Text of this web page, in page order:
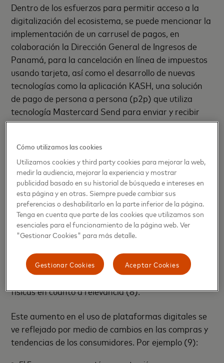
Dentro de los esfuerzos para permitir acceso a la
digitalización del ecosistema, se puede mencionar la
implementación de un carrusel de pagos, en
colaboración la Dirección General de Ingresos de
Panamá, para la cancelación en línea de impuestos
usando tarjeta, así como el desarrollo de nuevas
tecnologías como la aplicación KASH, una solución
de pago de persona a persona (p2p) que utiliza
tecnología Mastercard Send para enviar y recibir
montos de débito de cualquier tarjeta, habilitado en
plataforma deAliados Digitales
también funciona como un repositorio de
información y servicios para ayudar a la conversión
digital de las empresas, con un catálogo de
proveedores de comercio en línea, marketing y
productos de ciberseguridad.
El pago en línea de servicios y productos a través de
diversas plataformas ha llegado para quedarse, de
acuerdo con datos de Mastercard, en los próximos
tres años las transacciones en línea superarán a las
físicas en cuanto a relevancia (8).
Este aumento en el uso de plataformas digitales se
ve reflejado por medio de cambios en las compras y
tendencias de los consumidores. Por ejemplo (9):
Cómo utilizamos las cookies
Utilizamos cookies y third party cookies para mejorar la web,
medir la audiencia, mejorar la experiencia y mostrar
publicidad basado en su historial de búsqueda e intereses en
esta página y en otras. Siempre puede cambiar sus
preferencias o deshabilitarlo en la parte inferior de la página.
Tenga en cuenta que parte de las cookies que utilizamos son
esenciales para el funcionamiento de la página web. Ver
"Gestionar Cookies" para más detalle.
Aceptar Cookies
Gestionar Cookies